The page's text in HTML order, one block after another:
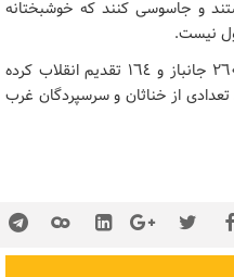
و جاسوسی کنند که خوشبختانه
نیست.
وی با بیان اینکه این قوه ٢١٢ شهید، ٢٦٠٠ جانباز و ١٦٤ تقدیم انقلاب کرده
از خناثان و سرسپردگان غرب